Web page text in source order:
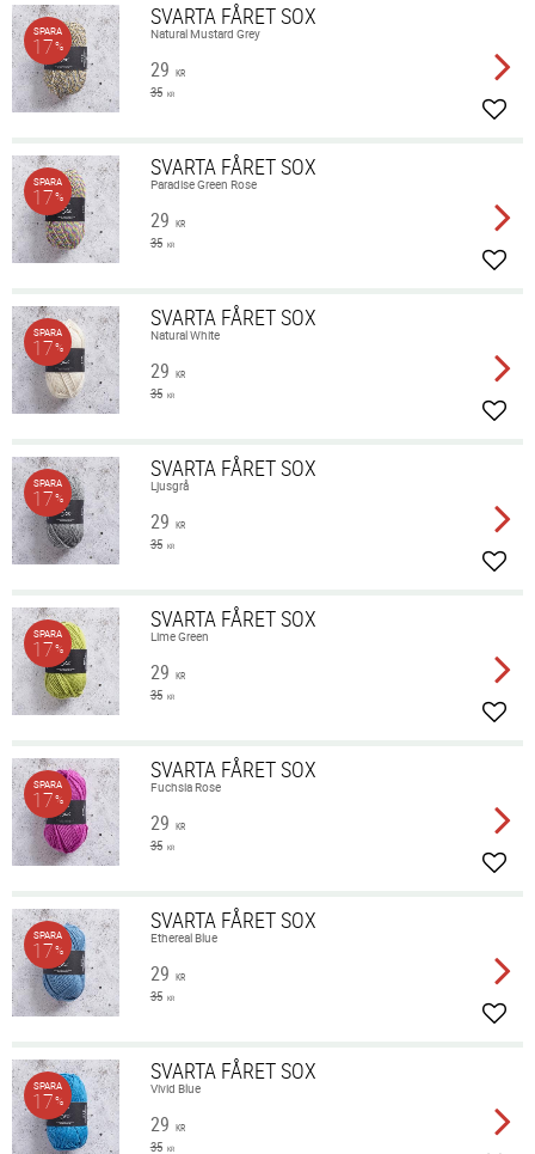
SVARTA FÅRET SOX
Natural Mustard Grey
29 KR
35 KR
SPARA
17%
SVARTA FÅRET SOX
Paradise Green Rose
29 KR
35 KR
SPARA
17%
SVARTA FÅRET SOX
Natural White
29 KR
35 KR
SPARA
17%
SVARTA FÅRET SOX
Ljusgrå
29 KR
35 KR
SPARA
17%
SVARTA FÅRET SOX
Lime Green
29 KR
35 KR
SPARA
17%
SVARTA FÅRET SOX
Fuchsia Rose
29 KR
35 KR
SPARA
17%
SVARTA FÅRET SOX
Ethereal Blue
29 KR
35 KR
SPARA
17%
SVARTA FÅRET SOX
Vivid Blue
29 KR
35 KR
SPARA
17%